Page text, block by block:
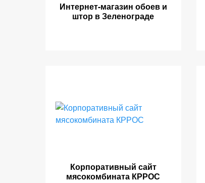
Интернет-магазин обоев и
штор в Зеленограде
Корпоративный сайт
мясокомбината КРРОС